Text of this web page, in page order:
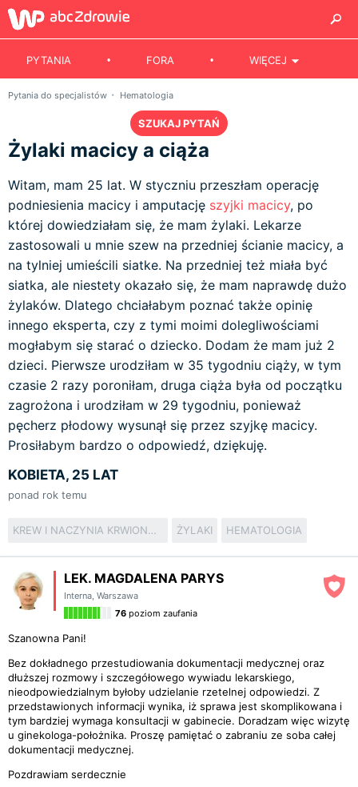
PYTANIA FORA WIĘCEJ
Pytania do specjalistów Hematologia
SZUKAJ PYTAŃ
Żylaki macicy a ciąża
Witam, mam 25 lat. W styczniu przeszłam operację
podniesienia macicy i amputację szyjki macicy, po
której dowiedziałam się, że mam żylaki. Lekarze
zastosowali u mnie szew na przedniej ścianie macicy, a
na tylniej umieścili siatke. Na przedniej też miała być
siatka, ale niestety okazało się, że mam naprawdę dużo
żylaków. Dlatego chciałabym poznać także opinię
innego eksperta, czy z tymi moimi dolegliwościami
mogłabym się starać o dziecko. Dodam że mam już 2
dzieci. Pierwsze urodziłam w 35 tygodniu ciąży, w tym
czasie 2 razy poroniłam, druga ciąża była od początku
zagrożona i urodziłam w 29 tygodniu, ponieważ
pęcherz płodowy wysunął się przez szyjkę macicy.
Prosiłabym bardzo o odpowiedź, dziękuję.
KOBIETA, 25 LAT
ponad rok temu
KREW I NACZYNIA KRWIONOŚNE ŻYLAKI HEMATOLOGIA
LEK. MAGDALENA PARYS
Interna, Warszawa
76 poziom zaufania
Szanowna Pani!
Bez dokładnego przestudiowania dokumentacji medycznej oraz
dłuższej rozmowy i szczegółowego wywiadu lekarskiego,
nieodpowiedzialnym byłoby udzielanie rzetelnej odpowiedzi. Z
przedstawionych informacji wynika, iż sprawa jest skomplikowana i
tym bardziej wymaga konsultacji w gabinecie. Doradzam więc wizytę
u ginekologa-położnika. Proszę pamiętać o zabraniu ze soba całej
dokumentacji medycznej.
Pozdrawiam serdecznie